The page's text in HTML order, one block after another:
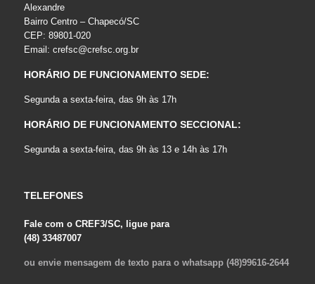
Alexandre
Bairro Centro – Chapecó/SC
CEP: 89801-020
Email: crefsc@crefsc.org.br
HORÁRIO DE FUNCIONAMENTO SEDE:
Segunda a sexta-feira, das 9h às 17h
HORÁRIO DE FUNCIONAMENTO SECCIONAL:
Segunda a sexta-feira, das 9h às 13 e 14h às 17h
TELEFONES
Fale com o CREF3/SC, ligue para
(48) 33487007
ou envie mensagem de texto para o whatsapp (48)99616-2644